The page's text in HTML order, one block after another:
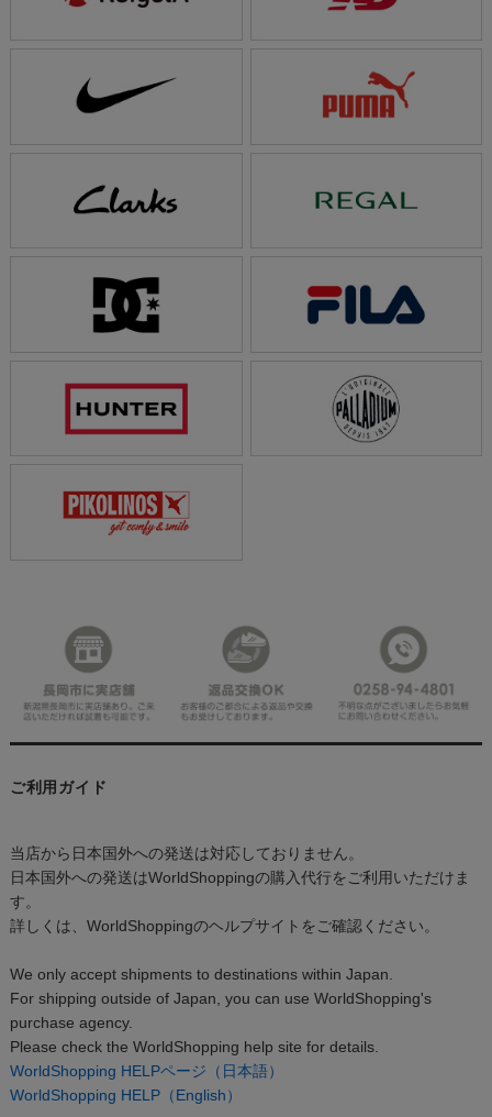
ご利用ガイド
当店から日本国外への発送は対応しておりません。
日本国外への発送はWorldShoppingの購入代行をご利用いただけま
す。
詳しくは、WorldShoppingのヘルプサイトをご確認ください。
We only accept shipments to destinations within Japan.
For shipping outside of Japan, you can use WorldShopping's
purchase agency.
Please check the WorldShopping help site for details.
WorldShopping HELPページ（日本語）
WorldShopping HELP（English）